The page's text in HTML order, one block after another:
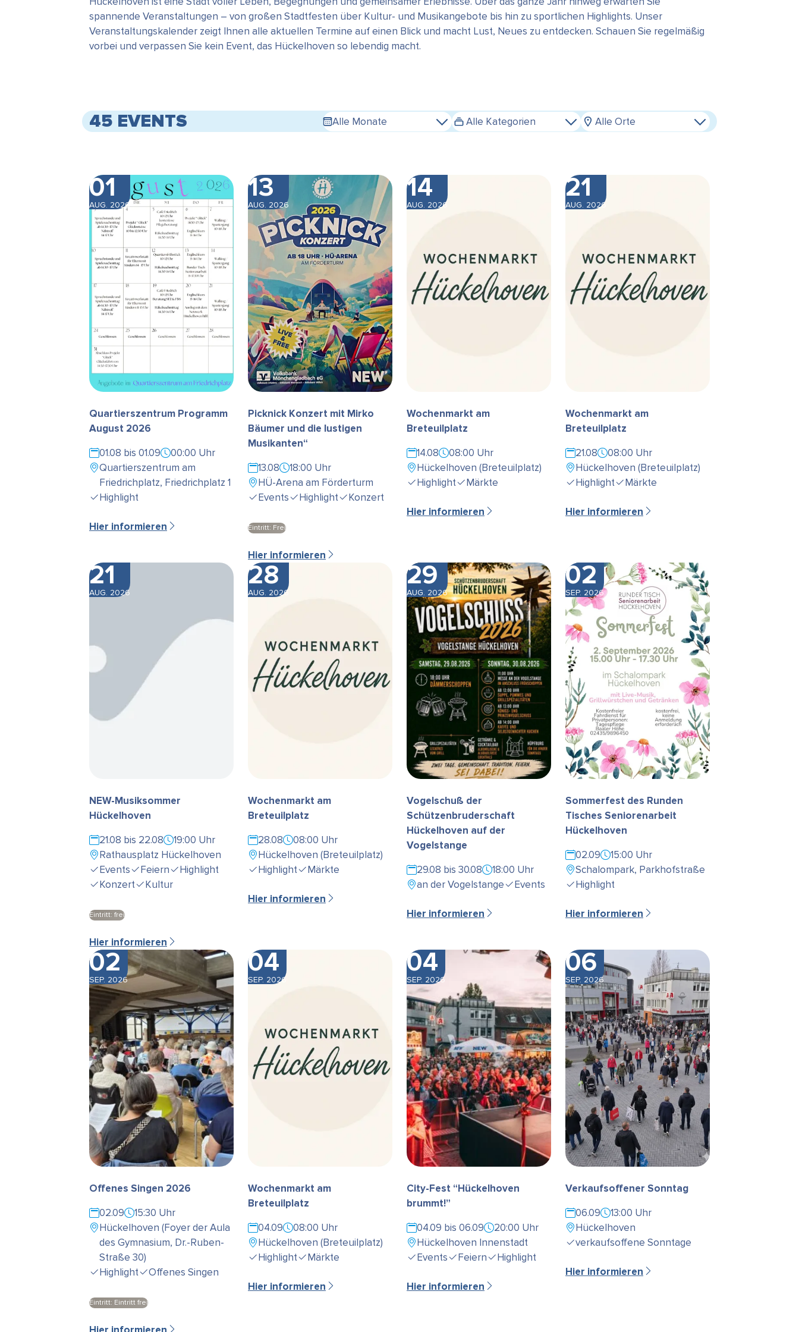
spannende Veranstaltungen – von großen Stadtfesten über Kultur- und Musikangebote bis hin zu sportlichen Highlights. Unser
Veranstaltungskalender zeigt Ihnen alle aktuellen Termine auf einen Blick und macht Lust, Neues zu entdecken. Schauen Sie regelmäßig
vorbei und verpassen Sie kein Event, das Hückelhoven so lebendig macht.
45 EVENTS Alle Monate Alle Kategorien Alle Orte
01
AUG. 2026
Quartierszentrum Programm
August 2026
01.08 bis 01.09
00:00 Uhr
Quartierszentrum am
Friedrichplatz, Friedrichplatz 1
Highlight
Hier informieren
13
AUG. 2026
Picknick Konzert mit Mirko
Bäumer und die lustigen
Musikanten“
13.08
18:00 Uhr
HÜ-Arena am Förderturm
Events
Highlight Konzert
Eintritt: Frei
Hier informieren
14
AUG. 2026
Wochenmarkt am
Breteuilplatz
14.08
08:00 Uhr
Hückelhoven (Breteuilplatz)
Highlight
Märkte
Hier informieren
21
AUG. 2026
Wochenmarkt am
Breteuilplatz
21.08
08:00 Uhr
Hückelhoven (Breteuilplatz)
Highlight
Märkte
Hier informieren
21
AUG. 2026
NEW-Musiksommer
Hückelhoven
21.08 bis 22.08
19:00 Uhr
Rathausplatz Hückelhoven
Events
Feiern
Highlight
Konzert
Kultur
Eintritt: frei
Hier informieren
28
AUG. 2026
Wochenmarkt am
Breteuilplatz
28.08
08:00 Uhr
Hückelhoven (Breteuilplatz)
Highlight
Märkte
Hier informieren
29
AUG. 2026
Vogelschuß der
Schützenbruderschaft
Hückelhoven auf der
Vogelstange
29.08 bis 30.08
18:00 Uhr
an der Vogelstange
Events
Hier informieren
02
SEP. 2026
Sommerfest des Runden
Tisches Seniorenarbeit
Hückelhoven
02.09
15:00 Uhr
Schalompark, Parkhofstraße
Highlight
Hier informieren
02
SEP. 2026
Offenes Singen 2026
02.09
15:30 Uhr
Hückelhoven (Foyer der Aula
des Gymnasium, Dr.-Ruben-
Straße 30)
Highlight
Offenes Singen
Eintritt: Eintritt frei
04
SEP. 2026
Wochenmarkt am
Breteuilplatz
04.09
08:00 Uhr
Hückelhoven (Breteuilplatz)
Highlight
Märkte
Hier informieren
04
SEP. 2026
City-Fest “Hückelhoven
brummt!”
04.09 bis 06.09
20:00 Uhr
Hückelhoven Innenstadt
Events
Feiern Highlight
Hier informieren
06
SEP. 2026
Verkaufsoffener Sonntag
06.09
13:00 Uhr
Hückelhoven
verkaufsoffene Sonntage
Hier informieren